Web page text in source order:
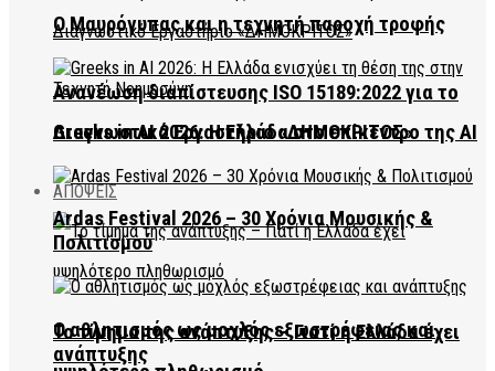
Ανανέωση διαπίστευσης ISO 15189:2022 για το
Διαγνωστικό Εργαστήριο «ΔΗΜΟΚΡΙΤΟΣ»
ΑΠΟΨΕΙΣ
Το τίμημα της ανάπτυξης – Γιατί η Ελλάδα έχει
Ο Μαυρόγυπας και η τεχνητή παροχή τροφής
Greeks in AI 2026: Η Ελλάδα στο επίκεντρο της AI
Ardas Festival 2026 – 30 Χρόνια Μουσικής &
Πολιτισμού
Ο αθλητισμός ως μοχλός εξωστρέφειας και
ανάπτυξης